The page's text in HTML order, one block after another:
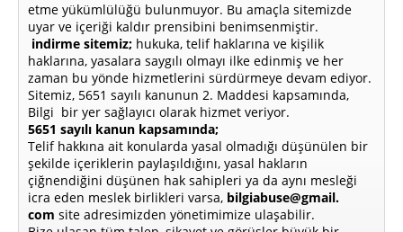
etme yükümlülüğü bulunmuyor. Bu amaçla sitemizde
uyar ve içeriği kaldır prensibini benimsenmiştir.
indirme sitemiz; hukuka, telif haklarına ve kişilik
haklarına, yasalara saygılı olmayı ilke edinmiş ve her
zaman bu yönde hizmetlerini sürdürmeye devam ediyor.
Sitemiz, 5651 sayılı kanunun 2. Maddesi kapsamında,
Bilgi bir yer sağlayıcı olarak hizmet veriyor.
5651 sayılı kanun kapsamında;
Telif hakkına ait konularda yasal olmadığı düşünülen bir
şekilde içeriklerin paylaşıldığını, yasal hakların
çiğnendiğini düşünen hak sahipleri ya da aynı mesleği
icra eden meslek birlikleri varsa, bilgiabuse@gmail.
com site adresimizden yönetimimize ulaşabilir.